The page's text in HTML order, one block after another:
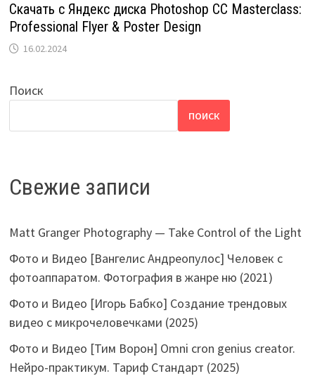
Скачать с Яндекс диска Photoshop CC Masterclass:
Professional Flyer & Poster Design
16.02.2024
Поиск
ПОИСК
Свежие записи
Matt Granger Photography — Take Control of the Light
Фото и Видео [Вангелис Андреопулос] Человек с
фотоаппаратом. Фотография в жанре ню (2021)
Фото и Видео [Игорь Бабко] Создание трендовых
видео с микрочеловечками (2025)
Фото и Видео [Тим Ворон] Omni cron genius creator.
Нейро-практикум. Тариф Стандарт (2025)